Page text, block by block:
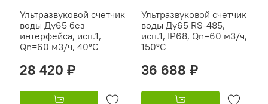
Ультразвуковой счетчик
воды Ду65 без
интерфейса, исп.1,
Qn=60 м3/ч, 40°C
28 420 ₽
Ультразвуковой счетчик
воды Ду65 RS-485,
исп.1, IP68, Qn=60 м3/ч,
150°C
36 688 ₽